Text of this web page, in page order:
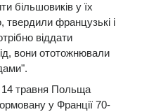
більшовиків у їх
твердили французькі і
віддати
вони ототожнювали
14 травня Польща
у Франції 70-